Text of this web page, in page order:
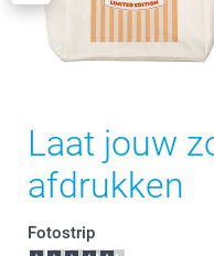
Laat jouw
afdrukken
Fotostrip